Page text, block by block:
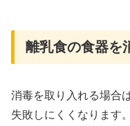
離乳食の食器を
消毒を取り入れる場合
失敗しにくくなります